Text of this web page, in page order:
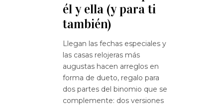
él y ella (y para ti
también)
Llegan las fechas especiales y
las casas relojeras más
augustas hacen arreglos en
forma de dueto, regalo para
dos partes del binomio que se
complemente: dos versiones